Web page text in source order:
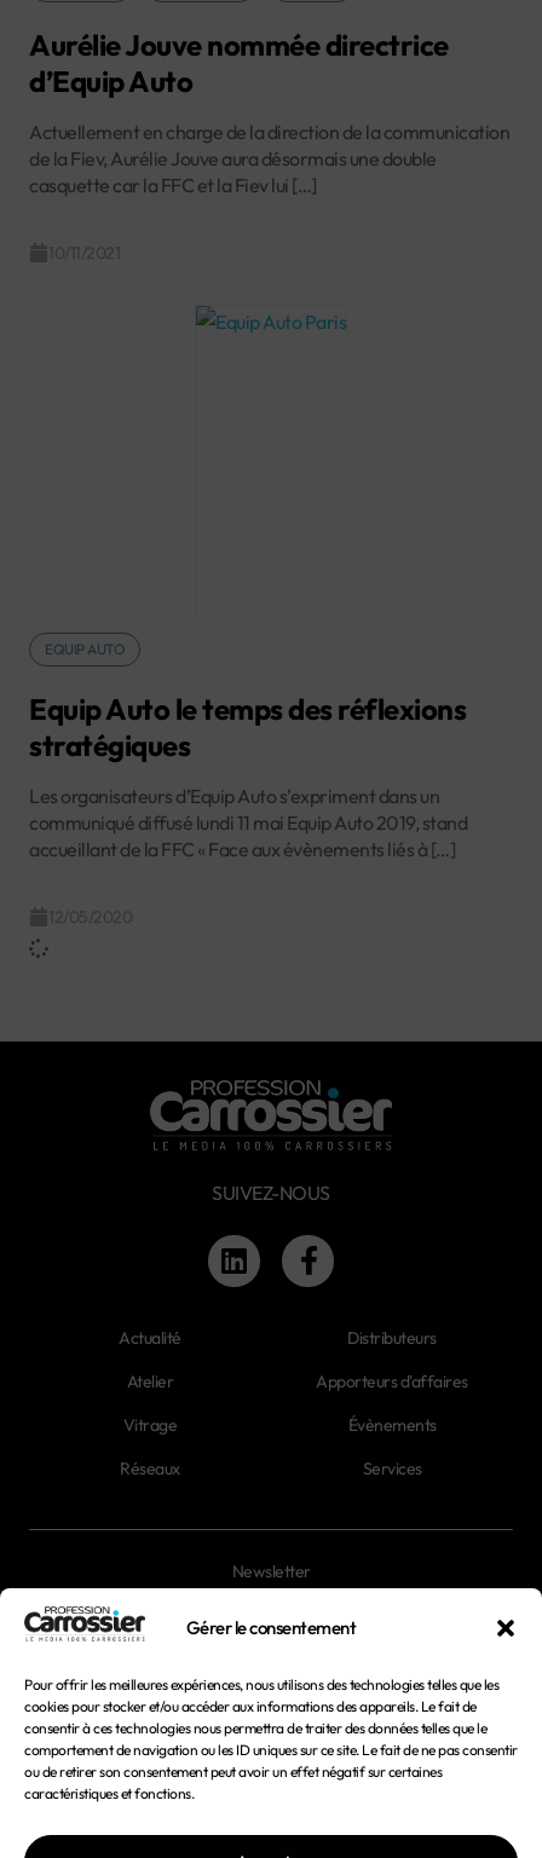
Gérer le consentement
Pour offrir les meilleures expériences, nous utilisons des technologies telles que les
cookies pour stocker et/ou accéder aux informations des appareils. Le fait de
consentir à ces technologies nous permettra de traiter des données telles que le
comportement de navigation ou les ID uniques sur ce site. Le fait de ne pas consentir
ou de retirer son consentement peut avoir un effet négatif sur certaines
caractéristiques et fonctions.
Aurélie Jouve nommée directrice
d’Equip Auto
Actuellement en charge de la direction de la communication
de la Fiev, Aurélie Jouve aura désormais une double
casquette car la FFC et la Fiev lui […]
EQUIP AUTO
Equip Auto le temps des réflexions
stratégiques
Les organisateurs d’Equip Auto s’expriment dans un
communiqué diffusé lundi 11 mai Equip Auto 2019, stand
accueillant de la FFC « Face aux évènements liés à […]
SUIVEZ-NOUS
Actualité
Atelier
Vitrage
Réseaux
Distributeurs
Apporteurs d'affaires
Évènements
Services
Newsletter
Mentions légales
Conditions générales d'utilisation
Conditions générales de vente